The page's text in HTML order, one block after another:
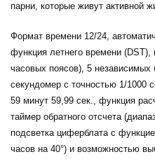
парни, которые живут активной
Формат времени 12/24,
функция летнего времени
часовых поясов), 5 независимых
секундомер с точностью 1/1000
59 минут 59,99 cек., функция
таймер обратного отсчета
подсветка циферблата с
часов на 40°) и возможностью